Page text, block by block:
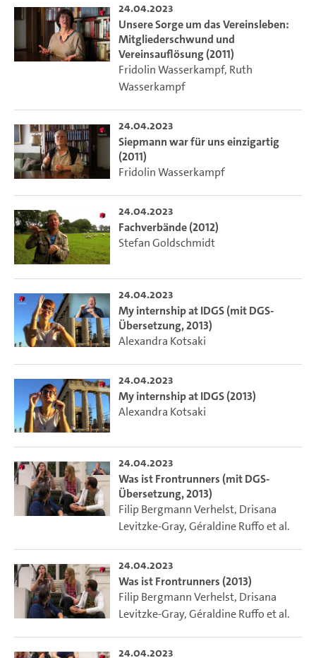
24.04.2023
Unsere Sorge um das Vereinsleben:
Mitgliederschwund und
Vereinsauflösung (2011)
Fridolin Wasserkampf, Ruth
Wasserkampf
24.04.2023
Siepmann war für uns einzigartig
(2011)
Fridolin Wasserkampf
24.04.2023
Fachverbände (2012)
Stefan Goldschmidt
24.04.2023
My internship at IDGS (mit DGS-
Übersetzung, 2013)
Alexandra Kotsaki
24.04.2023
My internship at IDGS (2013)
Alexandra Kotsaki
24.04.2023
Was ist Frontrunners (mit DGS-
Übersetzung, 2013)
Filip Bergmann Verhelst, Drisana
Levitzke-Gray,Géraldine Ruffoet al.
24.04.2023
Was ist Frontrunners (2013)
Filip Bergmann Verhelst, Drisana
Levitzke-Gray,Géraldine Ruffoet al.
24.04.2023